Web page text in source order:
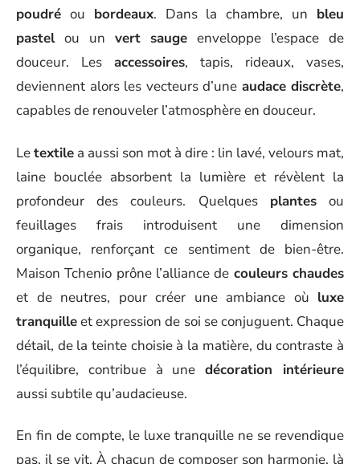
poudré ou bordeaux. Dans la chambre, un bleu
pastelou un vert sauge enveloppe l’espace de
douceur. Les accessoires, tapis, rideaux, vases,
deviennent alors les vecteurs d’une audace discrète,
capables de renouveler l’atmosphère en douceur.
Letextile a aussi son mot à dire : lin lavé, velours mat,
laine bouclée absorbent la lumière et révèlent la
profondeur des couleurs. Quelques plantesou
feuillages frais introduisent une dimension
organique, renforçant ce sentiment de bien-être.
Maison Tchenio prône l’alliance de couleurs chaudes
et de neutres, pour créer une ambiance où luxe
tranquilleet expression de soi se conjuguent. Chaque
détail, de la teinte choisie à la matière, du contraste à
l’équilibre, contribue à unedécoration intérieure
aussi subtile qu’audacieuse.
En fin de compte, le luxe tranquille ne se revendique
pas, il se vit. À chacun de composer son harmonie, là